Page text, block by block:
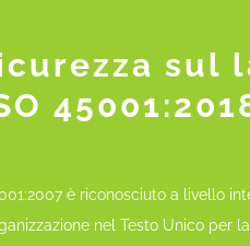
sul
è riconosciuto a livello
nel Testo Unico per la